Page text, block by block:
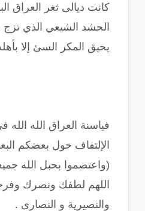
كانت ديالى ثغر العراق
الحشد الشيعي الذي تزج
يحيق المكر السئ إلا
فياسنة العراق ‏الله الله
اﻹلتفاف حول بعضكم
(واعتصموا بحبل الله
اللهم لطفك ونصرك
والنصيرية و النصارى .